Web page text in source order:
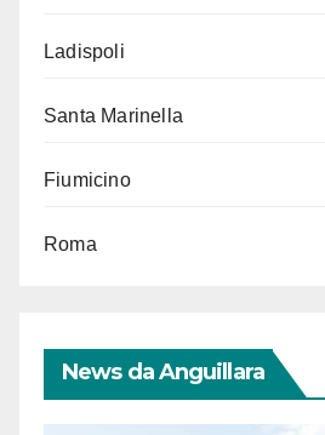
Ladispoli
Santa Marinella
Fiumicino
Roma
News da Anguillara